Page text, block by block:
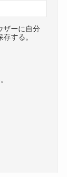
ザーに自分
する。